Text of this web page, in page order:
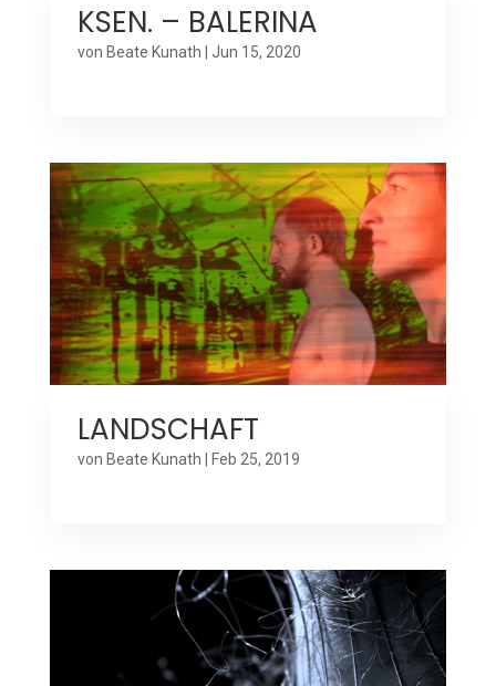
KSEN. – BALERINA
von Beate Kunath Jun 15, 2020
LANDSCHAFT
von Beate Kunath Feb 25, 2019